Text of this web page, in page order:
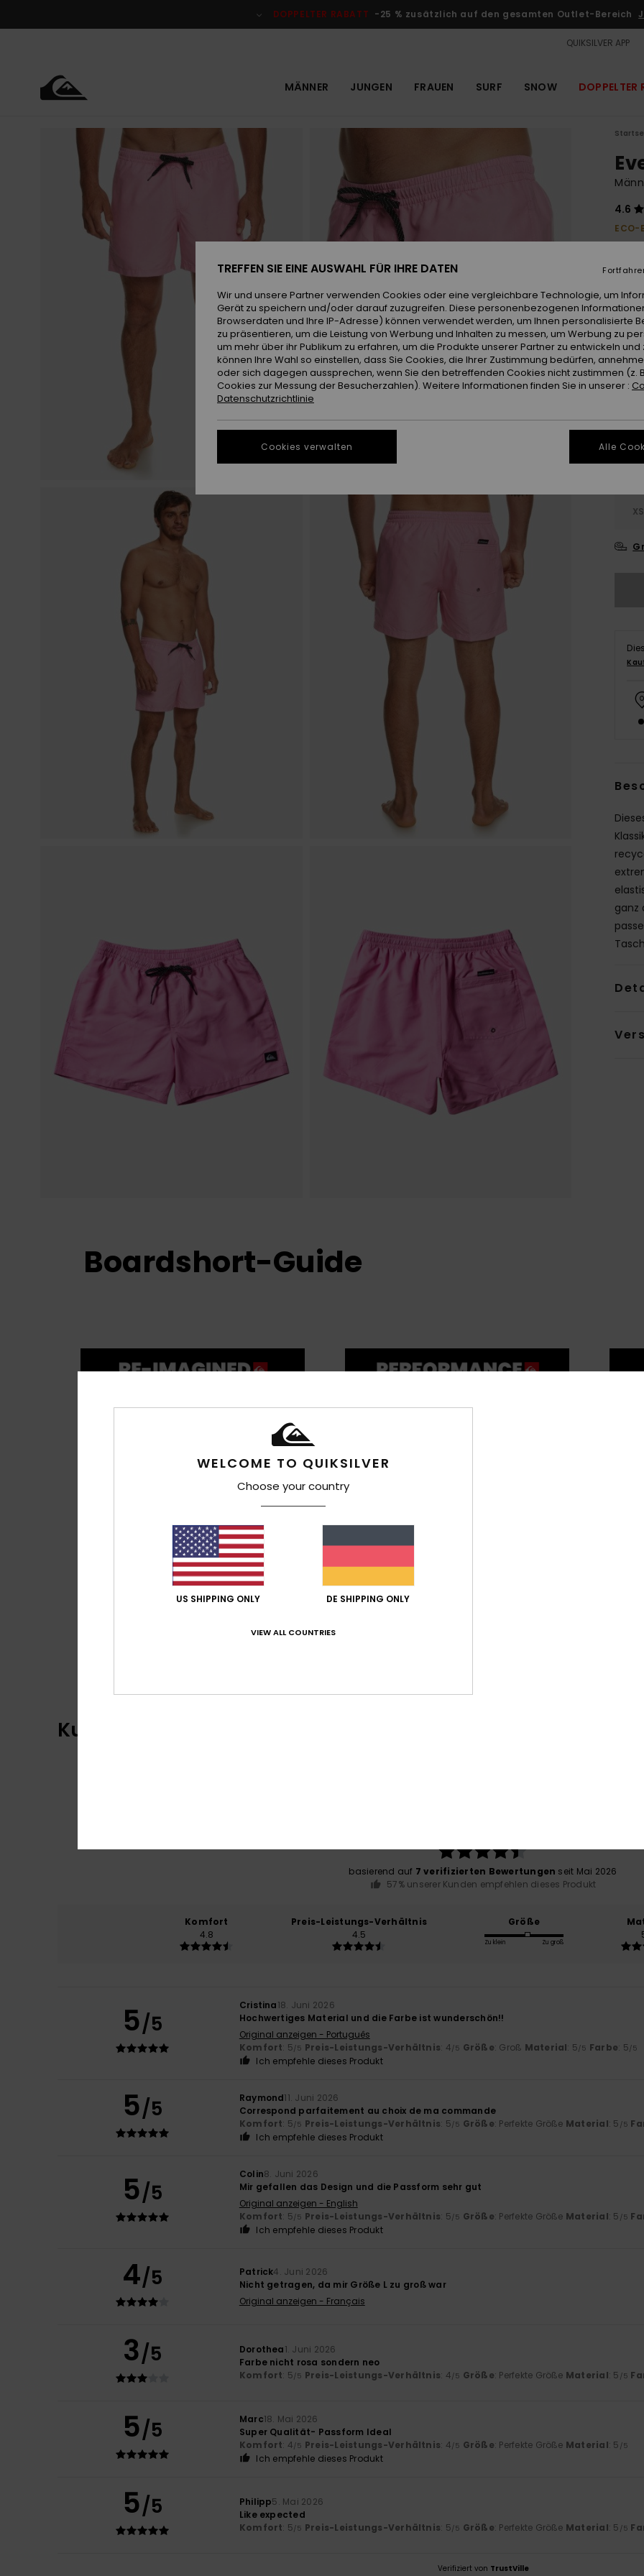
DOPPELTER RABATT -25 % zusätzlich auf den gesamten Outlet-Bereich
QUIKSILVER APP
MÄNNER JUNGEN FRAUEN SURF SNOW DOPPELTER
4.6
ECO-
Farbe
XS
ganz
Boardshort-Guide
Kundenbewertungen
basierend auf 7 verifizierten Bewertungen seit Mai 2026
57% unserer Kunden empfehlen dieses Produkt
Komfort
4.8
Preis-Leistungs-Verhältnis
4.5
Größe
Zu klein Zu groß
5/5
Cristina18. Juni 2026
Hochwertiges Material und die Farbe ist wunderschön!!
Original anzeigen - Português
Komfort: 5 /5 Preis-Leistungs-Verhältnis: 4 /5 Größe: Groß Material: 5 /5 Farbe: 5 /5
Ich empfehle dieses Produkt
5/5 Raymond11. Juni 2026
Correspond parfaitement au choix de ma commande
Komfort: 5 /5 Preis-Leistungs-Verhältnis: 5 /5 Größe: Perfekte Größe Material: 5 /5
Ich empfehle dieses Produkt
5/5
Colin8. Juni 2026
Mir gefallen das Design und die Passform sehr gut
Original anzeigen - English
Komfort: 5 /5 Preis-Leistungs-Verhältnis: 5 /5 Größe: Perfekte Größe Material: 5 /5
Ich empfehle dieses Produkt
4/5 Patrick4. Juni 2026
Nicht getragen, da mir Größe L zu groß war
Original anzeigen - Français
3/5 Dorothea1. Juni 2026
Farbe nicht rosa sondern neo
Komfort: 5 /5 Preis-Leistungs-Verhältnis: 4 /5 Größe: Perfekte Größe Material: 5 /5
5/5 Marc18. Mai 2026
Super Qualität- Passform Ideal
Komfort: 4 /5 Preis-Leistungs-Verhältnis: 4 /5 Größe: Perfekte Größe Material: 5 /5
Ich empfehle dieses Produkt
5/5 Philipp5. Mai 2026
Like expected
Komfort: 5 /5 Preis-Leistungs-Verhältnis: 5 /5 Größe: Perfekte Größe Material: 5 /5
Verifiziert von TrustVille
WELCOME TO QUIKSILVER
Choose your country
US SHIPPING ONLY DE SHIPPING ONLY
VIEW ALL COUNTRIES
TREFFEN SIE EINE AUSWAHL FÜR IHRE DATEN
Wir und unsere Partner verwenden Cookies oder eine vergleichbare Technologie, um
Gerät zu speichern und/oder darauf zuzugreifen. Diese personenbezogenen
Browserdaten und Ihre IP-Adresse) können verwendet werden, um Ihnen personalisierte
zu präsentieren, um die Leistung von Werbung und Inhalten zu messen, um Werbung zu
um mehr über ihr Publikum zu erfahren, um die Produkte unserer Partner zu entwickeln und
können Ihre Wahl so einstellen, dass Sie Cookies, die Ihrer Zustimmung bedürfen,
oder sich dagegen aussprechen, wenn Sie den betreffenden Cookies nicht zustimmen (z.
Cookies zur Messung der Besucherzahlen). Weitere Informationen finden Sie in unserer :
Datenschutzrichtlinie
Cookies verwalten Alle